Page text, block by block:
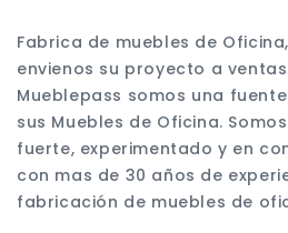
Fabrica de muebles de
envienos su proyecto a
Mueblepass somos una
sus Muebles de Oficina.
fuerte, experimentado y en
con mas de 30 años de
fabricación de muebles de